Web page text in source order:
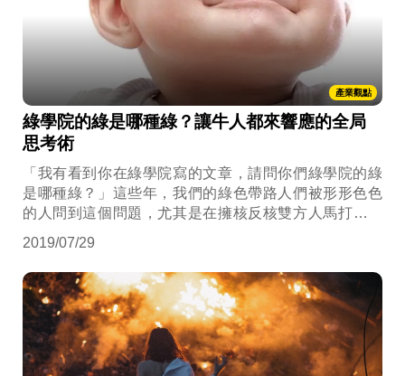
產業觀點
綠學院的綠是哪種綠？讓牛人都來響應的全局
思考術
「我有看到你在綠學院寫的文章，請問你們綠學院的綠
是哪種綠？」這些年，我們的綠色帶路人們被形形色色
的人問到這個問題，尤其是在擁核反核雙方人馬打架最
哪個站隊裡。
2019/07/29